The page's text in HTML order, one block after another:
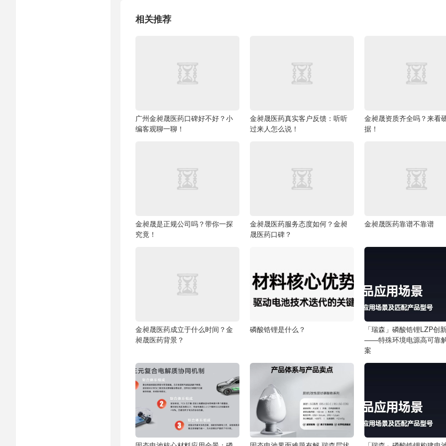
相关推荐
广州金昶晟医药口碑好不好？小
编客观聊一聊！
金昶晟医药真实客户反馈：听听
过来人怎么说！
金昶晟资质齐全吗？来看
据！
金昶晟是正规公司吗？带你一探
究竟！
金昶晟医药服务态度如何？金昶
晟医药口碑？
金昶晟医药靠谱不靠谱
金昶晟医药成立于什么时间？金
昶晟医药背景？
磷酸锆锂是什么？
「瑞森」磷酸锆锂LZP创
——特殊环境电源高可靠
案